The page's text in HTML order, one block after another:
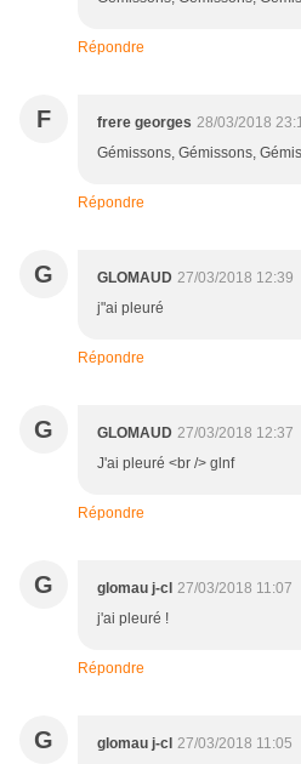
Répondre
F frere georges 28/03/2018
Gémissons, Gémissons,
Répondre
G GLOMAUD 27/03/2018 12:39
j"ai pleuré
Répondre
G GLOMAUD 27/03/2018 12:37
J'ai pleuré <br /> glnf
Répondre
G glomau j-cl 27/03/2018 11:07
j'ai pleuré !
Répondre
G glomau j-cl 27/03/2018 11:05